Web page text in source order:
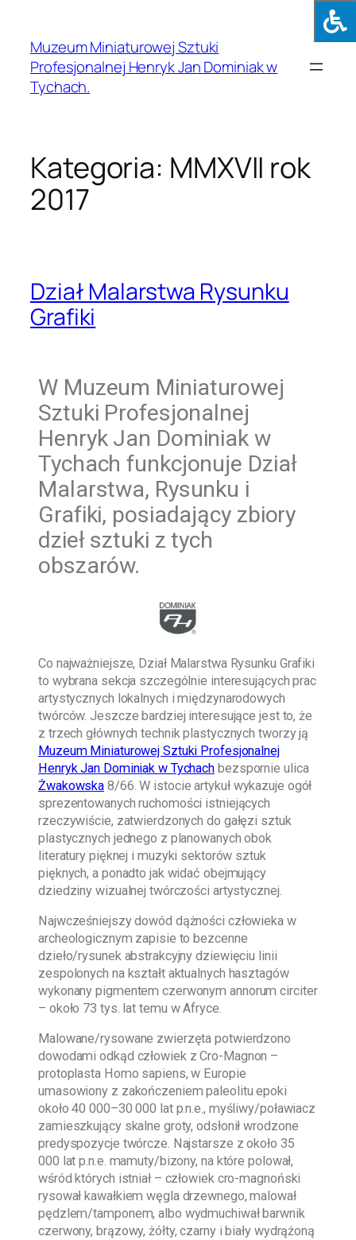
Muzeum Miniaturowej Sztuki
Profesjonalnej Henryk Jan Dominiak w
Tychach.
Kategoria: MMXVII rok
2017
Dział Malarstwa Rysunku
Grafiki
W Muzeum Miniaturowej
Sztuki Profesjonalnej
Henryk Jan Dominiak w
Tychach funkcjonuje Dział
Malarstwa, Rysunku i
Grafiki, posiadający zbiory
dzieł sztuki z tych
obszarów.
Co najważniejsze, Dział Malarstwa Rysunku Grafiki
to wybrana sekcja szczególnie interesujących prac
artystycznych lokalnych i międzynarodowych
twórców. Jeszcze bardziej interesujące jest to, że
z trzech głównych technik plastycznych tworzy ją
Muzeum Miniaturowej Sztuki Profesjonalnej
Henryk Jan Dominiak w Tychach bezspornie ulica
Żwakowska 8/66. W istocie artykuł wykazuje ogół
sprezentowanych ruchomości istniejących
rzeczywiście, zatwierdzonych do gałęzi sztuk
plastycznych jednego z planowanych obok
literatury pięknej i muzyki sektorów sztuk
pięknych, a ponadto jak widać obejmujący
dziedziny wizualnej twórczości artystycznej.
Najwcześniejszy dowód dążności człowieka w
archeologicznym zapisie to bezcenne
dzieło/rysunek abstrakcyjny dziewięciu linii
zespolonych na kształt aktualnych hasztagów
wykonany pigmentem czerwonym annorum circiter
– około 73 tys. lat temu w Afryce.
Malowane/rysowane zwierzęta potwierdzono
dowodami odkąd człowiek z Cro-Magnon –
protoplasta Homo sapiens, w Europie
umasowiony z zakończeniem paleolitu epoki
około 40 000–30 000 lat p.n.e., myśliwy/poławiacz
zamieszkujący skalne groty, odsłonił wrodzone
predyspozycje twórcze. Najstarsze z około 35
000 lat p.n.e. mamuty/bizony, na które polował,
wśród których istniał – człowiek cro-magnoński
rysował kawałkiem węgla drzewnego, malował
pędzlem/tamponem, albo wydmuchiwał barwnik
czerwony, brązowy, żółty, czarny i biały wydrążoną